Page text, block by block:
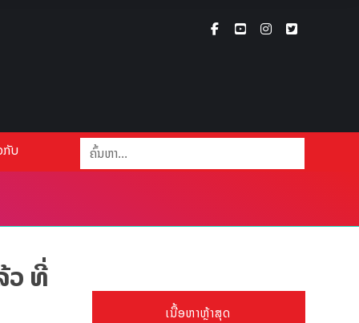
ກັບ
ວ ທີ່
ເນື້ອຫາຫຼ້າສຸດ